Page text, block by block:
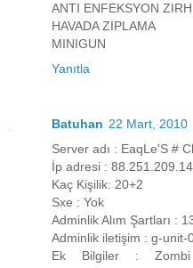
ANTI ENFEKSYON
HAVADA ZIPLAMA
MINIGUN
Yanıtla
Batuhan 22 Mart, 2010
Server adı : EaqLe'S #
İp adresi :
Kaç Kişilik: 20+2
Sxe : Yok
Adminlik Alım Şartları :
Adminlik iletişim : g-unit-
Ek Bilgiler : Zombi